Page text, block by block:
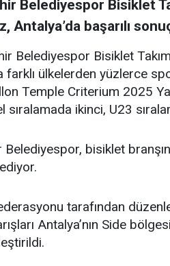
Belediyespor Bisiklet
Antalya’da başarılı
Belediyespor Bisiklet
farklı ülkelerden yüzlerce
Temple Criterium 2025
sıralamada ikinci, U23
bisiklet
tarafından
Antalya’nın Side